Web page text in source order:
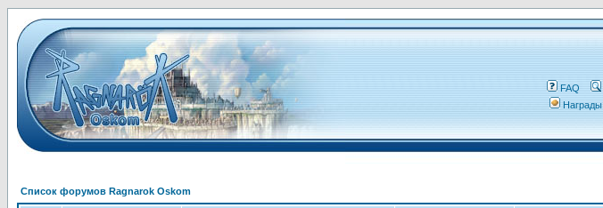
FAQ
Награды
Список форумов Ragnarok Oskom